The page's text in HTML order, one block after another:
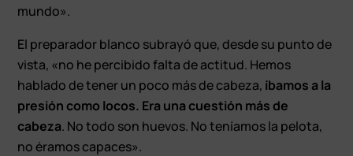
mundo».
El preparador blanco subrayó que, desde su punto de
vista, «no he percibido falta de actitud. Hemos
hablado de tener un poco más de cabeza, íbamos a la
presión como locos. Era una cuestión más de
cabeza. No todo son huevos. No teníamos la pelota,
no éramos capaces».